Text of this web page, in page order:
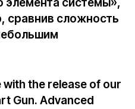
системы»,
сравнив сложность
the release of our
Gun. Advanced